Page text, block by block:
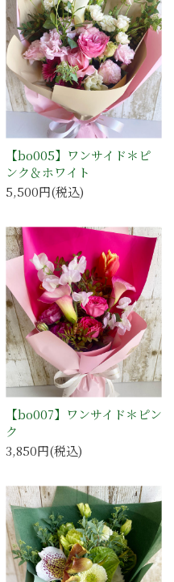
【bo005】ワンサイド＊ピ
ンク＆ホワイト
5,500円(税込)
【bo007】ワンサイド＊ピン
ク
3,850円(税込)